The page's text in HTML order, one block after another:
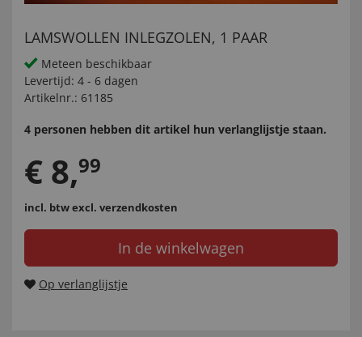
LAMSWOLLEN INLEGZOLEN, 1 PAAR
Meteen beschikbaar
Levertijd: 4 - 6 dagen
Artikelnr.: 61185
4 personen hebben dit artikel hun verlanglijstje staan.
€ 8,99
incl. btwexcl. verzendkosten
In de winkelwagen
Op verlanglijstje